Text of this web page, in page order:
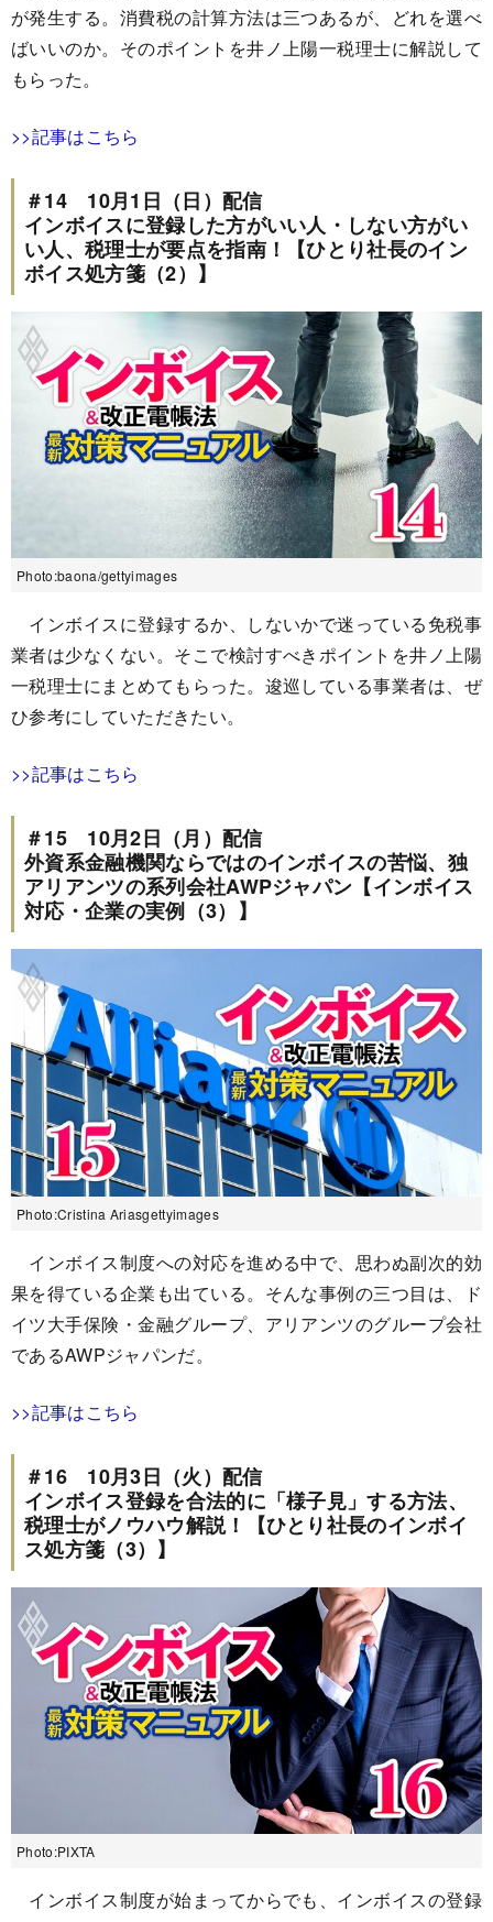
が発生する。消費税の計算方法は三つあるが、どれを選べ
ばいいのか。そのポイントを井ノ上陽一税理士に解説して
もらった。
>>記事はこちら
＃14 10月1日（日）配信
インボイスに登録した方がいい人・しない方がい
い人、税理士が要点を指南！【ひとり社長のイン
ボイス処方箋（2）】
Photo:baona/gettyimages
インボイスに登録するか、しないかで迷っている免税事
業者は少なくない。そこで検討すべきポイントを井ノ上陽
一税理士にまとめてもらった。逡巡している事業者は、ぜ
ひ参考にしていただきたい。
>>記事はこちら
＃15 10月2日（月）配信
外資系金融機関ならではのインボイスの苦悩、独
アリアンツの系列会社AWPジャパン【インボイス
対応・企業の実例（3）】
Photo:Cristina Ariasgettyimages
インボイス制度への対応を進める中で、思わぬ副次的効
果を得ている企業も出ている。そんな事例の三つ目は、ド
イツ大手保険・金融グループ、アリアンツのグループ会社
であるAWPジャパンだ。
>>記事はこちら
＃16 10月3日（火）配信
インボイス登録を合法的に「様子見」する方法、
税理士がノウハウ解説！【ひとり社長のインボイ
ス処方箋（3）】
Photo:PIXTA
インボイス制度が始まってからでも、インボイスの登録